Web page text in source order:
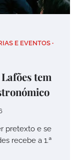
E EVENTOS
tem
pretexto e se
recebe a 1.ª